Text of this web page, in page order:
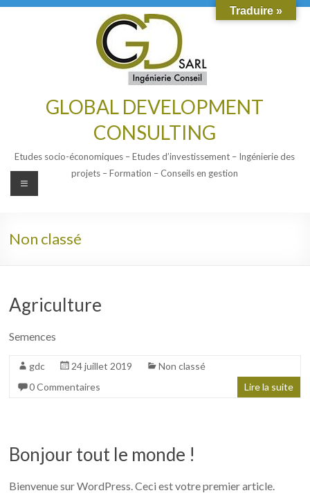
GLOBAL DEVELOPMENT
CONSULTING
Etudes socio-économiques – Etudes d’investissement – Ingénierie des
projets – Formation – Conseils en gestion
Non classé
Agriculture
Semences
gdc 24 juillet 2019
Non classé
0 Commentaires
Lire la suite
Bonjour tout le monde !
Bienvenue sur WordPress. Ceci est votre premier article.
Traduire »